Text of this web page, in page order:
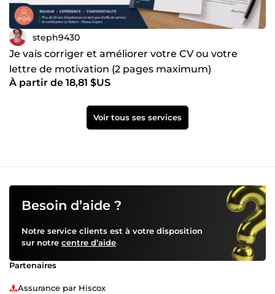
steph9430
Je vais corriger et améliorer votre CV ou votre
lettre de motivation (2 pages maximum)
À partir de 18,81 $US
Voir tous ses services
Besoin d’aide ?
Notre service clients est à votre disposition
sur notre centre d’aide
Partenaires
Assurance par Hiscox